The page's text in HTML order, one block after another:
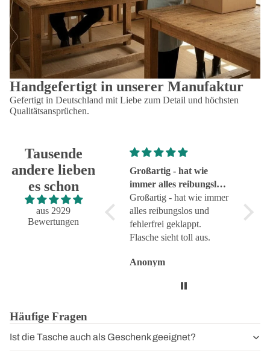
Handgefertigt in unserer Manufaktur
Gefertigt in Deutschland mit Liebe zum Detail und höchsten
Qualitätsansprüchen.
Tausende
andere lieben
es schon
aus 2929
Bewertungen
Super!
Super!
Großartig - hat wie
immer alles reibungslos
und fehlerfrei geklappt
Großartig - hat wie immer
alles reibungslos und
fehlerfrei geklappt.
Flasche sieht toll aus.
Anonym
Häufige Fragen
Ist die Tasche auch als Geschenk geeignet?